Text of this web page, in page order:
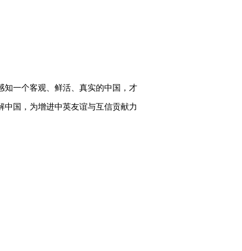
一个客观、鲜活、真实的中国，才
国，为增进中英友谊与互信贡献力